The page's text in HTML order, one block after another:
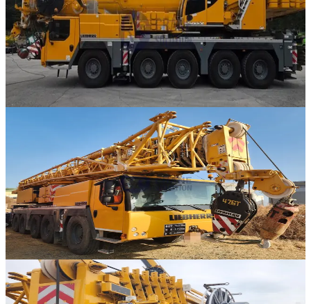
NEW
LTM 1150-5.3
2022년식 · 150톤
AT-293
LTM 1110-5.1
2021년식 · 110톤
가격 문의 2
389
판매중추천매물
Liebherr · AT 크레인·AT-280